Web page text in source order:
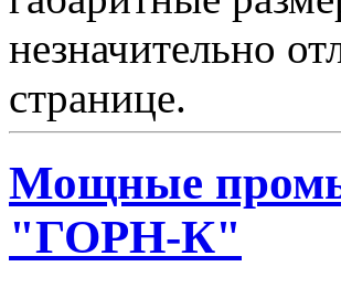
незначительно
странице.
Мощные
"ГОРН-К"